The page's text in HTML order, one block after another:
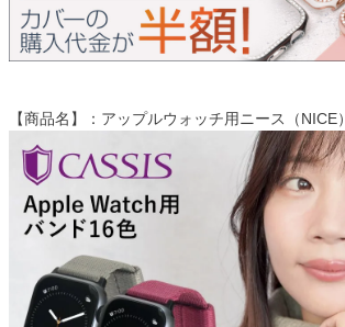
【商品名】：アップルウォッチ用ニース（NICE）